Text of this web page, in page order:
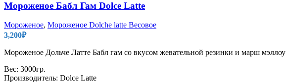
Мороженое Бабл Гам Dolce Latte
Мороженое, Мороженое Dolche latte Весовое
3,200₽
Мороженое Дольче Латте Бабл гам со вкусом жевательной резинки и марш мэллоу
Вес: 3000гр.
Производитель: Dolce Latte